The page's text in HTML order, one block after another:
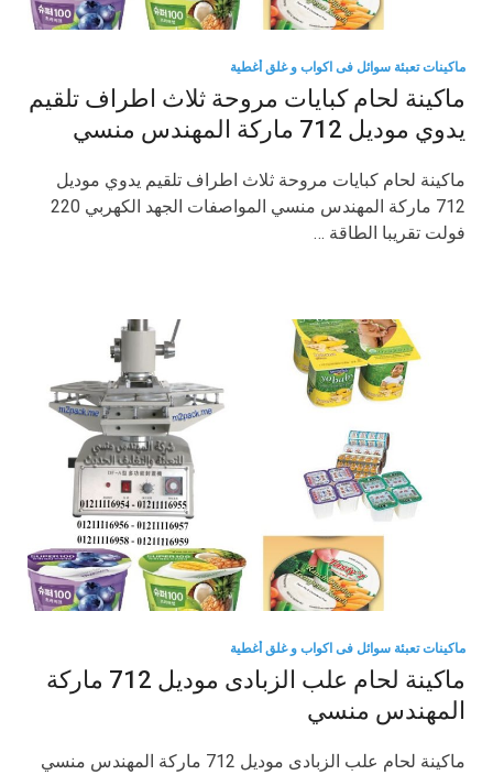
ماكينات تعبئة سوائل فى اكواب و غلق أغطية
ماكينة لحام كبايات مروحة ثلاث اطراف تلقيم
يدوي موديل 712 ماركة المهندس منسي
ماكينة لحام كبايات مروحة ثلاث اطراف تلقيم يدوي موديل
712 ماركة المهندس منسي المواصفات الجهد الكهربي 220
فولت تقريبا الطاقة …
ماكينات تعبئة سوائل فى اكواب و غلق أغطية
ماكينة لحام علب الزبادى موديل 712 ماركة
المهندس منسي
ماكينة لحام علب الزبادى موديل 712 ماركة المهندس منسي